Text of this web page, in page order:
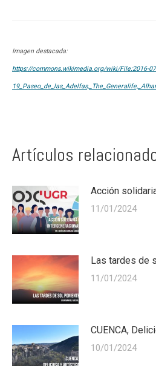
Imagen destacada:
https://commons.wikimedia.org/wiki/File:2016-
Artículos
Acción
11/01/2024
Las tardes de
11/01/2024
CUENCA,
10/01/2024